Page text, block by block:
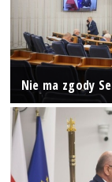
Nie ma zgody